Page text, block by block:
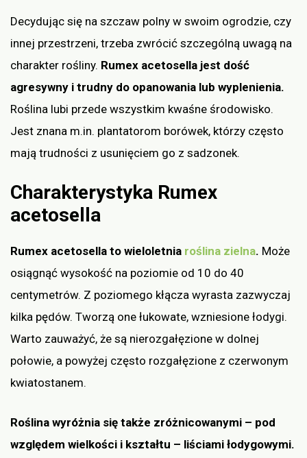
Decydując się na szczaw polny w swoim ogrodzie, czy
innej przestrzeni, trzeba zwrócić szczególną uwagą na
charakter rośliny. Rumex acetosella jest dość
agresywny i trudny do opanowania lub wyplenienia.
Roślina lubi przede wszystkim kwaśne środowisko.
Jest znana m.in. plantatorom borówek, którzy często
mają trudności z usunięciem go z sadzonek.
Charakterystyka Rumex
acetosella
Rumex acetosella to wieloletnia roślina zielna. Może
osiągnąć wysokość na poziomie od 10 do 40
centymetrów. Z poziomego kłącza wyrasta zazwyczaj
kilka pędów. Tworzą one łukowate, wzniesione łodygi.
Warto zauważyć, że są nierozgałęzione w dolnej
połowie, a powyżej często rozgałęzione z czerwonym
kwiatostanem.
Roślina wyróżnia się także zróżnicowanymi – pod
względem wielkości i kształtu – liściami łodygowymi.